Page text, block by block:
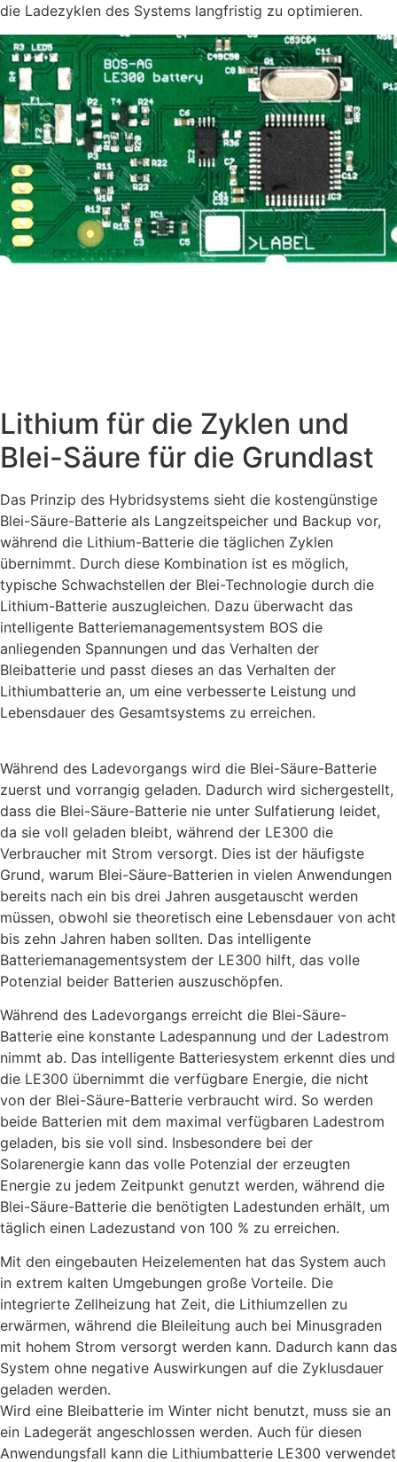
die Ladezyklen des Systems langfristig zu optimieren.
Lithium für die Zyklen und
Blei-Säure für die Grundlast
Das Prinzip des Hybridsystems sieht die kostengünstige
Blei-Säure-Batterie als Langzeitspeicher und Backup vor,
während die Lithium-Batterie die täglichen Zyklen
übernimmt. Durch diese Kombination ist es möglich,
typische Schwachstellen der Blei-Technologie durch die
Lithium-Batterie auszugleichen. Dazu überwacht das
intelligente Batteriemanagementsystem BOS die
anliegenden Spannungen und das Verhalten der
Bleibatterie und passt dieses an das Verhalten der
Lithiumbatterie an, um eine verbesserte Leistung und
Lebensdauer des Gesamtsystems zu erreichen.
Während des Ladevorgangs wird die Blei-Säure-Batterie
zuerst und vorrangig geladen. Dadurch wird sichergestellt,
dass die Blei-Säure-Batterie nie unter Sulfatierung leidet,
da sie voll geladen bleibt, während der LE300 die
Verbraucher mit Strom versorgt. Dies ist der häufigste
Grund, warum Blei-Säure-Batterien in vielen Anwendungen
bereits nach ein bis drei Jahren ausgetauscht werden
müssen, obwohl sie theoretisch eine Lebensdauer von acht
bis zehn Jahren haben sollten. Das intelligente
Batteriemanagementsystem der LE300 hilft, das volle
Potenzial beider Batterien auszuschöpfen.
Während des Ladevorgangs erreicht die Blei-Säure-
Batterie eine konstante Ladespannung und der Ladestrom
nimmt ab. Das intelligente Batteriesystem erkennt dies und
die LE300 übernimmt die verfügbare Energie, die nicht
von der Blei-Säure-Batterie verbraucht wird. So werden
beide Batterien mit dem maximal verfügbaren Ladestrom
geladen, bis sie voll sind. Insbesondere bei der
Solarenergie kann das volle Potenzial der erzeugten
Energie zu jedem Zeitpunkt genutzt werden, während die
Blei-Säure-Batterie die benötigten Ladestunden erhält, um
täglich einen Ladezustand von 100 % zu erreichen.
Mit den eingebauten Heizelementen hat das System auch
in extrem kalten Umgebungen große Vorteile. Die
integrierte Zellheizung hat Zeit, die Lithiumzellen zu
erwärmen, während die Bleileitung auch bei Minusgraden
mit hohem Strom versorgt werden kann. Dadurch kann das
System ohne negative Auswirkungen auf die Zyklusdauer
geladen werden.
Wird eine Bleibatterie im Winter nicht benutzt, muss sie an
ein Ladegerät angeschlossen werden. Auch für diesen
Anwendungsfall kann die Lithiumbatterie LE300 verwendet